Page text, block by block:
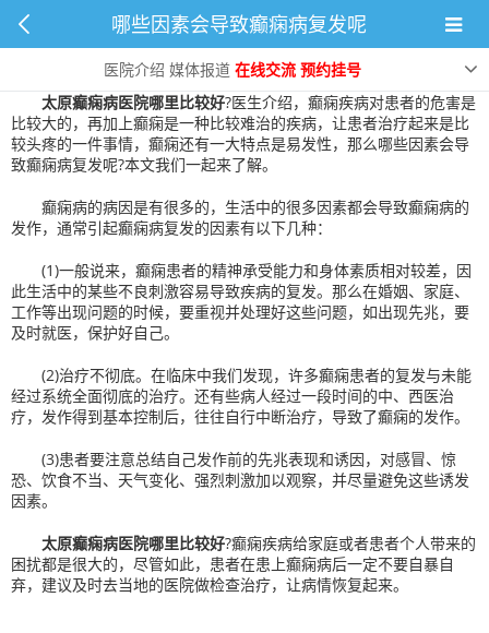
医院介绍 媒体报道 在线交流 预约挂号
哪些因素会导致癫痫病复发呢
哪些因素会导致癫痫病复发呢
2024-06-25 15:49:52 0次
太原癫痫病医院哪里比较好?医生介绍，癫痫疾病对患者的危害是
比较大的，再加上癫痫是一种比较难治的疾病，让患者治疗起来是比
较头疼的一件事情，癫痫还有一大特点是易发性，那么哪些因素会导
致癫痫病复发呢?本文我们一起来了解。
癫痫病的病因是有很多的，生活中的很多因素都会导致癫痫病的
发作，通常引起癫痫病复发的因素有以下几种：
(1)一般说来，癫痫患者的精神承受能力和身体素质相对较差，因
此生活中的某些不良刺激容易导致疾病的复发。那么在婚姻、家庭、
工作等出现问题的时候，要重视并处理好这些问题，如出现先兆，要
及时就医，保护好自己。
(2)治疗不彻底。在临床中我们发现，许多癫痫患者的复发与未能
经过系统全面彻底的治疗。还有些病人经过一段时间的中、西医治
疗，发作得到基本控制后，往往自行中断治疗，导致了癫痫的发作。
(3)患者要注意总结自己发作前的先兆表现和诱因，对感冒、惊
恐、饮食不当、天气变化、强烈刺激加以观察，并尽量避免这些诱发
因素。
太原癫痫病医院哪里比较好?癫痫疾病给家庭或者患者个人带来的
困扰都是很大的，尽管如此，患者在患上癫痫病后一定不要自暴自
弃，建议及时去当地的医院做检查治疗，让病情恢复起来。